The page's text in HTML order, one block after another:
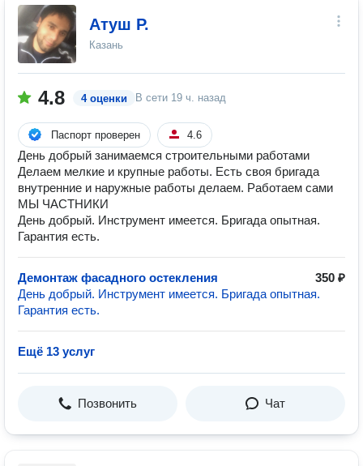
Атуш Р.
Казань
4.8 4 оценки В сети 19 ч. назад
Паспорт проверен 4.6
День добрый занимаемся строительными работами
Делаем мелкие и крупные работы. Есть своя бригада
внутренние и наружные работы делаем. Работаем сами
МЫ ЧАСТНИКИ
День добрый. Инструмент имеется. Бригада опытная.
Гарантия есть.
Демонтаж фасадного остекления
350 ₽
День добрый. Инструмент имеется. Бригада опытная.
Гарантия есть.
Ещё 13 услуг
Позвонить Чат